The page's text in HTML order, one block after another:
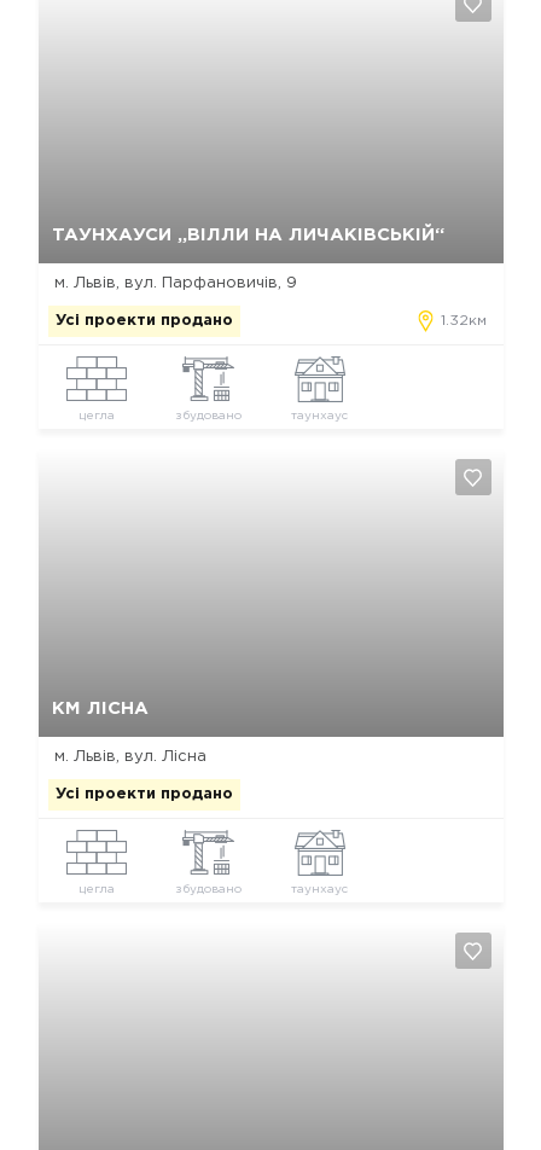
ТАУНХАУСИ „ВІЛЛИ НА ЛИЧАКІВСЬКІЙ“
м. Львів, вул. Парфановичів, 9
Усі проекти продано 1.32км
цегла збудовано таунхаус
КМ ЛІСНА
м. Львів, вул. Лісна
Усі проекти продано
цегла збудовано таунхаус